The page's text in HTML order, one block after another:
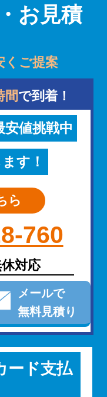
お見積
くご提案
間で到着！
安値挑戦中
す！
ら
760
対応
メールで
無料見積り
ード支払